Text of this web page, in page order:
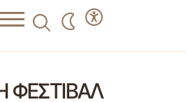
ΦΕΣΤΙΒΑΛ